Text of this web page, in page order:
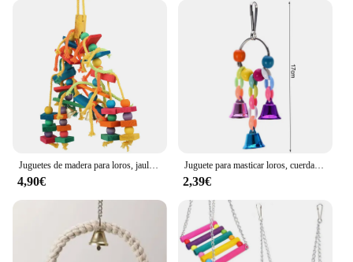
Juguetes de madera para loros, jaula de pájaros de amor, juguetes de entrenamiento divertidos, cuerda de algodón, juguete resistente a las mordeduras, producto para mascotas
4,90€
Juguete para masticar loros, cuerda de algodón, puente para morder, rasgado, cacatúas, entrenamiento, columpios, jaula, suministros
2,39€